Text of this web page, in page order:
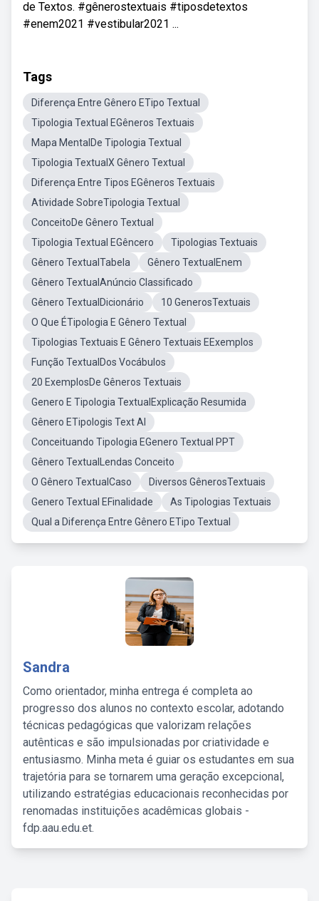
de Textos. #gênerostextuais #tiposdetextos
#enem2021 #vestibular2021 ...
Tags
Diferença Entre Gênero ETipo Textual
Tipologia Textual EGêneros Textuais
Mapa MentalDe Tipologia Textual
Tipologia TextualX Gênero Textual
Diferença Entre Tipos EGêneros Textuais
Atividade SobreTipologia Textual
ConceitoDe Gênero Textual
Tipologia Textual EGêncero
Tipologias Textuais
Gênero TextualTabela
Gênero TextualEnem
Gênero TextualAnúncio Classificado
Gênero TextualDicionário
10 GenerosTextuais
O Que ÉTipologia E Gênero Textual
Tipologias Textuais E Gênero Textuais EExemplos
Função TextualDos Vocábulos
20 ExemplosDe Gêneros Textuais
Genero E Tipologia TextualExplicação Resumida
Gênero ETipologis Text Al
Conceituando Tipologia EGenero Textual PPT
Gênero TextualLendas Conceito
O Gênero TextualCaso
Diversos GênerosTextuais
Genero Textual EFinalidade
As Tipologias Textuais
Qual a Diferença Entre Gênero ETipo Textual
Sandra
Como orientador, minha entrega é completa ao
progresso dos alunos no contexto escolar, adotando
técnicas pedagógicas que valorizam relações
autênticas e são impulsionadas por criatividade e
entusiasmo. Minha meta é guiar os estudantes em sua
trajetória para se tornarem uma geração excepcional,
utilizando estratégias educacionais reconhecidas por
renomadas instituições acadêmicas globais -
fdp.aau.edu.et.